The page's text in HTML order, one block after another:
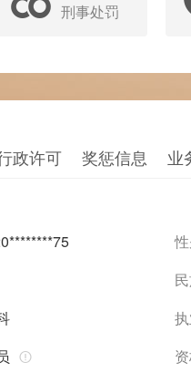
刑事处罚
政许可 奖惩信息 业